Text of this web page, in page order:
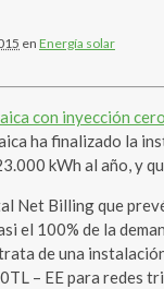
en Energía solar
ha finalizado la
kWh al año, y
Net Billing que
el 100% de la
de una
– EE para redes